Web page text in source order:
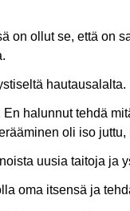
on ollut se, että on
hautausalalta.
halunnut tehdä
oli iso
uusia taitoja ja
oma itsensä ja